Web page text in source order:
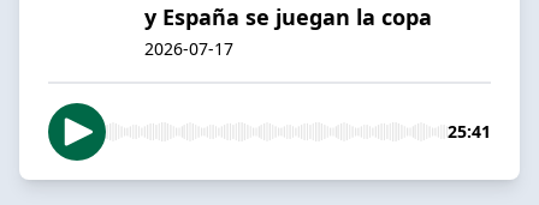
y España se juegan la copa
2026-07-17
25:41